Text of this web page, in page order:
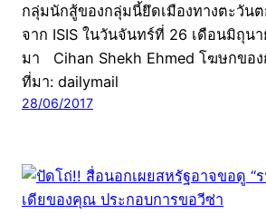
กลุ่มนักสู้ของกลุ่มนี้ยึดเมืองทางตะวัน
จาก ISIS ในวันจันทร์ที่ 26 เดือนมิถุน
มา Cihan Shekh Ehmed โฆษกของ
ที่มา: dailymail
28/06/2017